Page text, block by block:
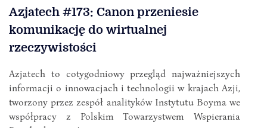
Azjatech #173: Canon przeniesie
komunikację do wirtualnej
rzeczywistości
Azjatech to cotygodniowy przegląd najważniejszych
informacji o innowacjach i technologii w krajach Azji,
tworzony przez zespół analityków Instytutu Boyma we
współpracy z Polskim Towarzystwem Wspierania